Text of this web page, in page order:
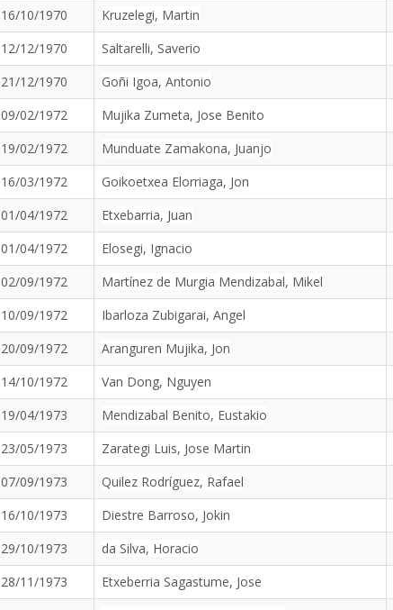
16/10/1970
Kruzelegi, Martin
12/12/1970
Saltarelli, Saverio
21/12/1970
Goñi Igoa, Antonio
09/02/1972
Mujika Zumeta, Jose Benito
19/02/1972
Munduate Zamakona, Juanjo
16/03/1972
Goikoetxea Elorriaga, Jon
01/04/1972
Etxebarria, Juan
01/04/1972
Elosegi, Ignacio
02/09/1972
Martínez de Murgia Mendizabal, Mikel
10/09/1972
Ibarloza Zubigarai, Angel
20/09/1972
Aranguren Mujika, Jon
14/10/1972
Van Dong, Nguyen
19/04/1973
Mendizabal Benito, Eustakio
23/05/1973
Zarategi Luis, Jose Martin
07/09/1973
Quilez Rodríguez, Rafael
16/10/1973
Diestre Barroso, Jokin
29/10/1973
da Silva, Horacio
28/11/1973
Etxeberria Sagastume, Jose